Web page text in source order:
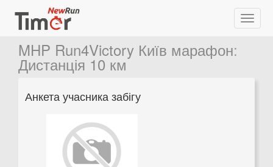
MHP Run4Victory Київ марафон:
Дистанція 10 км
Анкета учасника забігу